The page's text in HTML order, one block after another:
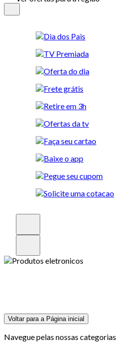
Voltar para a Página inicial
Navegue pelas nossas categorias